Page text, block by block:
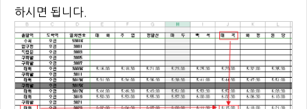
하시면 됩니다.